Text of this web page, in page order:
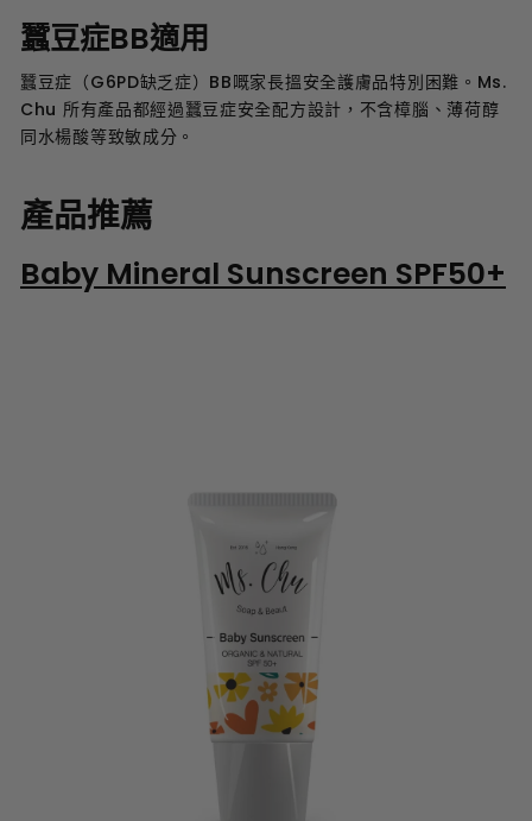
蠶豆症BB適用
蠶豆症（G6PD缺乏症）BB嘅家長搵安全護膚品特別困難。Ms.
Chu 所有產品都經過蠶豆症安全配方設計，不含樟腦、薄荷醇
同水楊酸等致敏成分。
產品推薦
Baby Mineral Sunscreen SPF50+